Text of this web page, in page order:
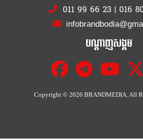
011 99 66 23| 016
បណ្ដាញសង្គម
Copyright ©2026 BRANDMEDIA. All